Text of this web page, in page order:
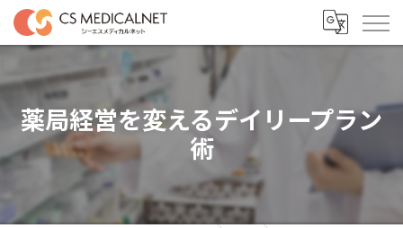
薬局経営を変えるデイリープラン
術